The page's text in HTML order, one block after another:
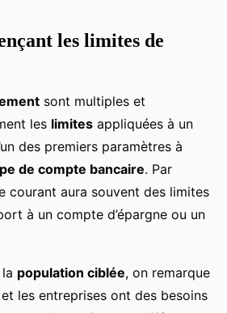
les limites de
sont multiples et
les limites appliquées à un
des premiers paramètres à
de compte bancaire. Par
courant aura souvent des limites
à un compte d’épargne ou un
population ciblée, on remarque
les entreprises ont des besoins